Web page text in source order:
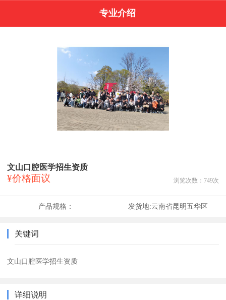
专业介绍
文山口腔医学招生资质
¥价格面议 浏览次数： 749次
产品规格： 发货地:云南省昆明五华区
关键词
文山口腔医学招生资质
详细说明